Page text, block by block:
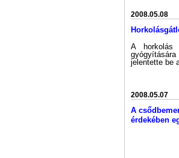
2008.05.08
A horkolás
jelentette be
2008.05.07
A
érdekében